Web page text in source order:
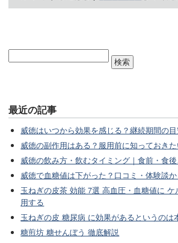
最近の記事
威徳はいつから効果を感じる？継続期間の
威徳の副作用はある？服用前に知っておき
威徳の飲み方・飲むタイミング｜食前・食
威徳で血糖値は下がった？口コミ・体験談
玉ねぎの皮茶 効能 7選 高血圧・血糖値に
用する
玉ねぎの皮 糖尿病 に効果があるというのは
糖煎坊 糖せんぼう 徹底解説